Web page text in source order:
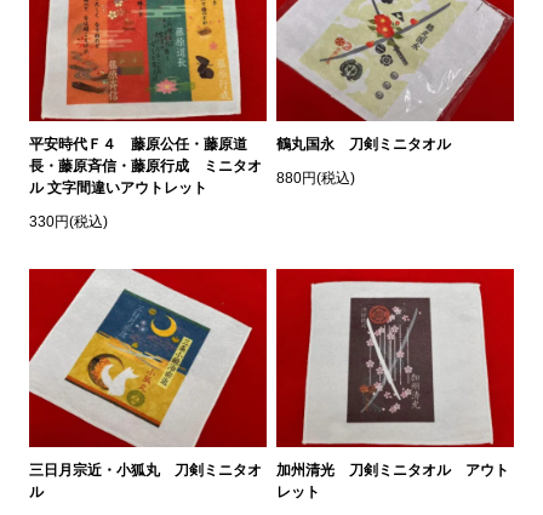
平安時代Ｆ４ 藤原公任・藤原道
長・藤原斉信・藤原行成 ミニタオ
ル 文字間違いアウトレット
330円(税込)
鶴丸国永 刀剣ミニタオル
880円(税込)
三日月宗近・小狐丸 刀剣ミニタオ
ル
加州清光 刀剣ミニタオル アウト
レット